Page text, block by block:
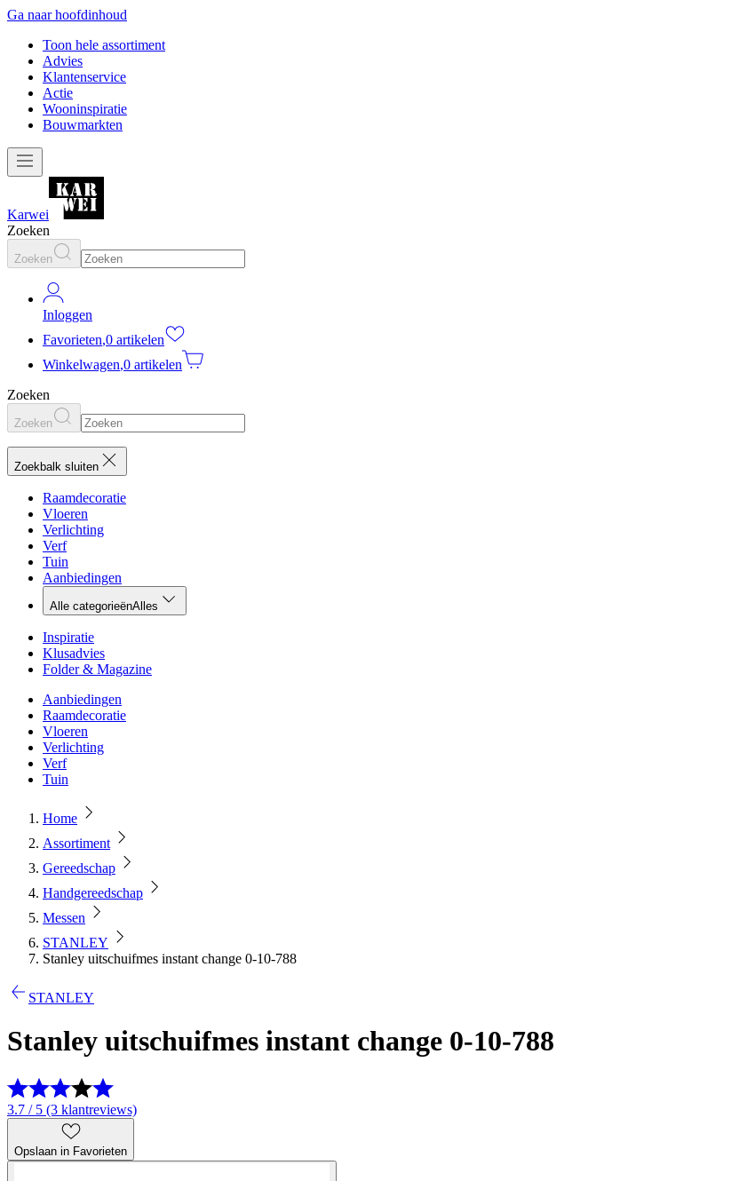
Ga naar hoofdinhoud
Toon hele assortiment
Advies
Klantenservice
Actie
Wooninspiratie
Bouwmarkten
Karwei
Zoeken
Zoeken
Inloggen
Favorieten,0 artikelen
Winkelwagen,0 artikelen
Zoeken
Zoeken
Zoekbalk sluiten
Raamdecoratie
Vloeren
Verlichting
Verf
Tuin
Aanbiedingen
Alle categorieënAlles
Inspiratie
Klusadvies
Folder & Magazine
Aanbiedingen
Raamdecoratie
Vloeren
Verlichting
Verf
Tuin
Home
Assortiment
Gereedschap
Handgereedschap
Messen
STANLEY
Stanley uitschuifmes instant change 0-10-788
STANLEY
Stanley uitschuifmes instant change 0-10-788
3.7 / 5 (3 klantreviews)
Opslaan in Favorieten